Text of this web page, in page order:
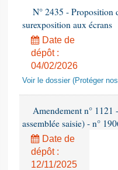
N° 2435 - Proposition
surexposition aux écrans
Date de
dépôt :
04/02/2026
Voir le dossier (Protéger
Amendement n°
assemblée saisie) - n°
Date de
dépôt :
12/11/2025